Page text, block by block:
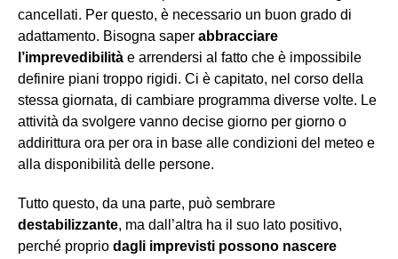
cancellati. Per questo, è necessario un buon grado di
adattamento. Bisogna saper abbracciare
l’imprevedibilità e arrendersi al fatto che è impossibile
definire piani troppo rigidi. Ci è capitato, nel corso della
stessa giornata, di cambiare programma diverse volte. Le
attività da svolgere vanno decise giorno per giorno o
addirittura ora per ora in base alle condizioni del meteo e
alla disponibilità delle persone.
Tutto questo, da una parte, può sembrare
destabilizzante, ma dall’altra ha il suo lato positivo,
perché proprio dagli imprevisti possono nascere